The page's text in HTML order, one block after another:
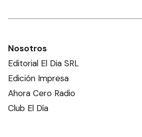
Nosotros
Editorial El Dia SRL
Edición Impresa
Ahora Cero Radio
Club El Día